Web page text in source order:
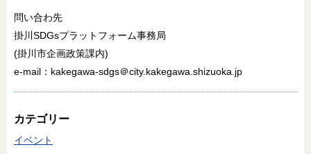
問い合わ先
掛川SDGsプラットフォーム事務局
(掛川市企画政策課内)
e-mail：kakegawa-sdgs＠city.kakegawa.shizuoka.jp
カテゴリー
イベント